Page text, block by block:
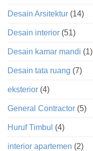
Desain Arsitektur (14)
Desain interior (51)
Desain kamar mandi (1)
Desain tata ruang (7)
eksterior (4)
General Contractor (5)
Huruf Timbul (4)
interior apartemen (2)